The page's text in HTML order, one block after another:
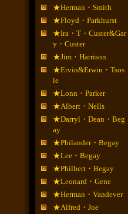
★Herman・Smith
★Floyd・Parkhurst
★Ira・T・Custer&Gar
y・Custer
★Jim・Harrison
★Ervin&Erwin・Tsos
ie
★Lonn・Parker
★Albert・Nells
★Darryl・Dean・Beg
ay
★Philander・Begay
★Lee・Begay
★Philbert・Begay
★Leonard・Gene
★Herman・Vandever
★Alfred・Joe